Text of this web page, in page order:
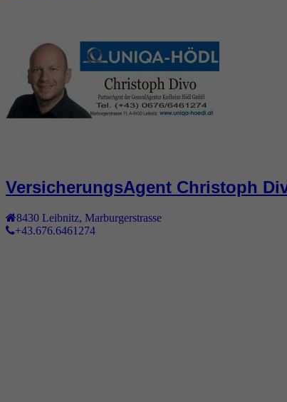
VersicherungsAgent Christoph
8430 Leibnitz Marburgerstrasse
+43.676.6461274